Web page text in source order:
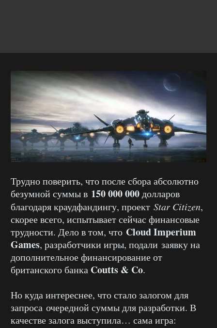
Трудно поверить, что после сбора абсолютно
безумной суммы в 150 000 000долларов
благодаря краудфандингу, проект Star Citizen,
скорее всего, испытывает сейчас финансовые
трудности. Дело в том, что Cloud Imperium
Games, разработчики игры, подали заявку на
дополнительное финансирование от
британского банка Coutts & Co.
Но куда интереснее, что стало залогом для
запроса очередной суммы для разработки. В
качестве залога выступила… сама игра: